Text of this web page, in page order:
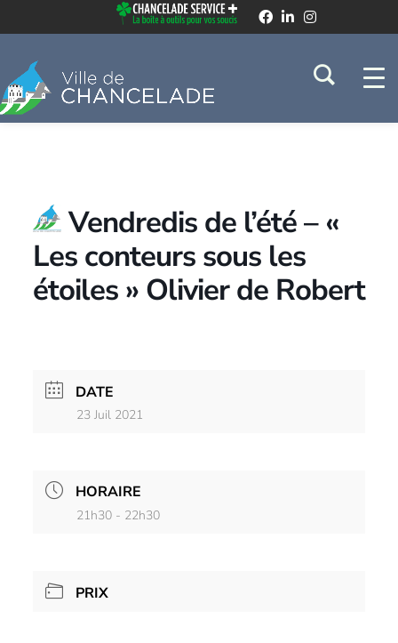
Vendredis de l’été – «
Les conteurs sous les
étoiles » Olivier de Robert
DATE
23 Juil 2021
HORAIRE
21h30 - 22h30
PRIX